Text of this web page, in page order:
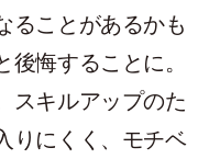
ることがあるかも
後悔することに。
スキルアップのた
りにくく、モチベ